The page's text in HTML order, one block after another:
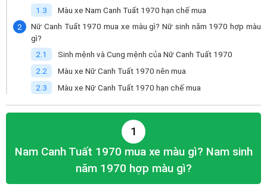
Màu xe Nam Canh Tuất 1970 hạn chế mua
Nữ Canh Tuất 1970 mua xe màu gì? Nữ sinh năm 1970 hợp màu
gì?
Sinh mệnh và Cung mệnh của Nữ Canh Tuất 1970
Màu xe Nữ Canh Tuất 1970 nên mua
Màu xe Nữ Canh Tuất 1970 hạn chế mua
1
Nam Canh Tuất 1970 mua xe màu gì? Nam sinh
năm 1970 hợp màu gì?